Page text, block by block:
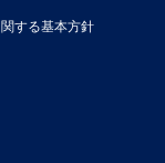
する基本方針